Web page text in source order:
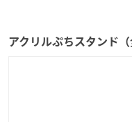
アクリルぷちスタンド（